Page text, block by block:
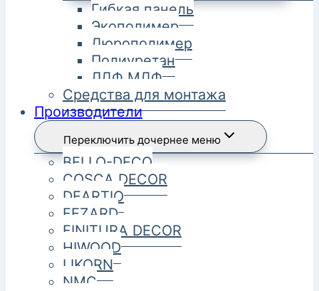
Гибкая панель
Экополимер
Дюрополимер
Полиуретан
ЛДФ МДФ
Средства для монтажа
Производители
Переключить дочернее меню
BELLO-DECO
COSCA DECOR
DEARTIO
FEZARD
FINITURA DECOR
HIWOOD
LIKORN
NMC